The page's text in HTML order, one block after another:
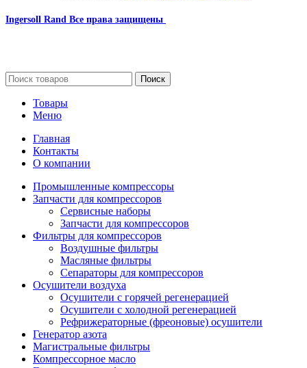
Ingersoll Rand Все права защищены
Поиск
Товары
Меню
Главная
Контакты
О компании
Промышленные компрессоры
Запчасти для компрессоров
Сервисные наборы
Запчасти для компрессоров
Фильтры для компрессоров
Воздушные фильтры
Масляные фильтры
Сепараторы для компрессоров
Осушители воздуха
Осушители с горячей регенерацией
Осушители с холодной регенерацией
Рефрижераторные (фреоновые) осушители
Генератор азота
Магистральные фильтры
Компрессорное масло